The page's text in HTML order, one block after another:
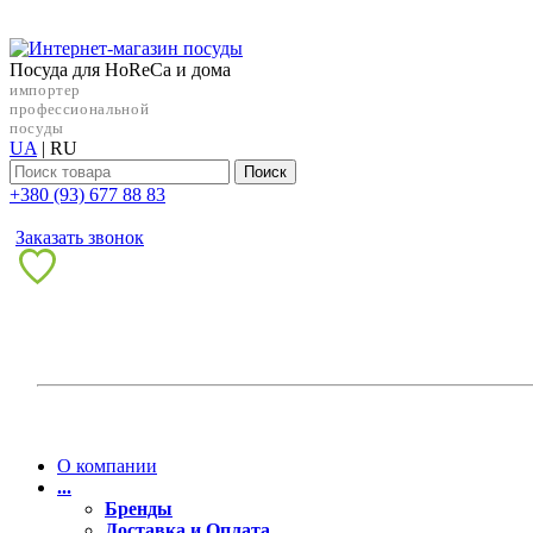
Посуда для HoReCa и дома
импортер
профессиональной
посуды
UA | RU
Поиск
+38‎0 (93) 677 88 83
Заказать звонок
О компании
...
Бренды